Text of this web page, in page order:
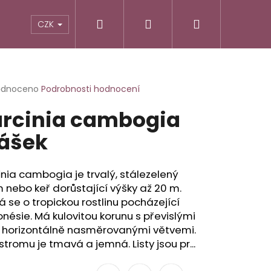
ALTERNATIVNÍ RECEPTURY
CZK Přihlášení
Podrobnosti hodnocení
cambogia
cambogia je trvalý, stálezelený
nebo keř dorůstající výšky až 20 m.
se o tropickou rostlinu pocházející
Má kulovitou korunu s převislými
nasměrovanými větvemi.
je tmavá a jemná. Listy jsou pr...